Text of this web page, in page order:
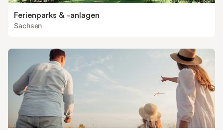
Ferienparks & -anlagen
Sachsen